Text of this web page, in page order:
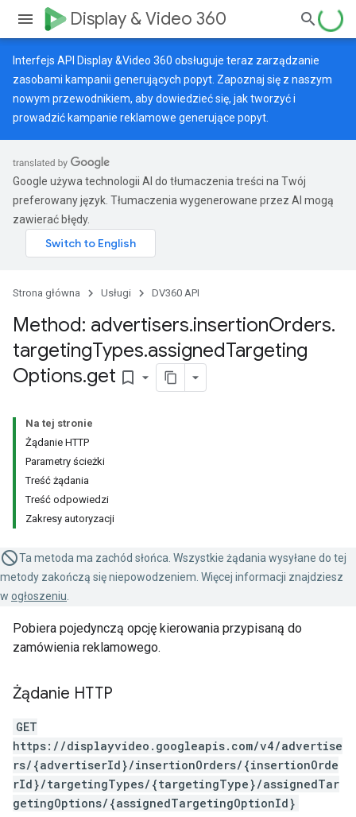
Display & Video 360
Interfejs API Display &Video 360 obsługuje teraz zarządzanie
zasobami kampanii generujących popyt. Zapoznaj się z naszym
nowym przewodnikiem, aby dowiedzieć się, jak tworzyć i
prowadzić kampanie reklamowe generujące popyt.
Google używa technologii AI do tłumaczenia treści na Twój
preferowany język. Tłumaczenia wygenerowane przez AI mogą
zawierać błędy.
Strona główna Usługi DV360 API
Method: advertisers.insertionOrders.
targetingTypes.assignedTargeting
Options.get bookmark_border
Na tej stronie
Żądanie HTTP
Parametry ścieżki
Treść żądania
Treść odpowiedzi
Zakresy autoryzacji
Ta metoda ma zachód słońca. Wszystkie żądania wysyłane do tej
metody zakończą się niepowodzeniem. Więcej informacji znajdziesz
w ogłoszeniu
Pobiera pojedynczą opcję kierowania przypisaną do
zamówienia reklamowego.
Żądanie HTTP
GET
https://displayvideo.googleapis.com/v4/advertise
rs/{advertiserId}/insertionOrders/{insertionOrde
rId}/targetingTypes/{targetingType}/assignedTar
getingOptions/{assignedTargetingOptionId}